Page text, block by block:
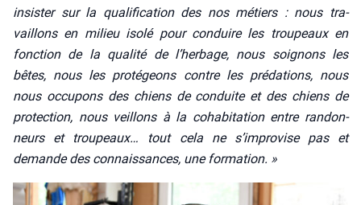
insis­ter sur la qua­li­fi­ca­tion des nos métiers : nous tra­
vaillons en milieu iso­lé pour conduire les trou­peaux en
fonc­tion de la qua­li­té de l’herbage, nous soi­gnons les
bêtes, nous les pro­té­geons contre les pré­da­tions, nous
nous occu­pons des chiens de conduite et des chiens de
pro­tec­tion, nous veillons à la coha­bi­ta­tion entre ran­don­
neurs et trou­peaux… tout cela ne s’improvise pas et
demande des connais­sances, une for­ma­tion. »